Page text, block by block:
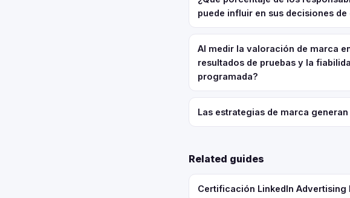
puede influir en sus decisiones de
Al medir la valoración de marca
resultados de pruebas y la
programada?
Las estrategias de marca
Related guides
Certificación LinkedIn Advertising